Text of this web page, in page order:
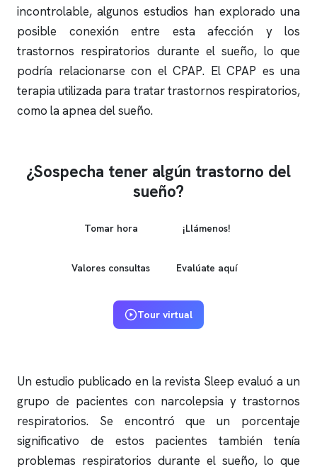
incontrolable, algunos estudios han explorado una
posible conexión entre esta afección y los
trastornos respiratorios durante el sueño, lo que
podría relacionarse con el CPAP. El CPAP es una
terapia utilizada para tratar trastornos respiratorios,
como laapnea del sueño.
¿Sospecha tener algún trastorno del
sueño?
Tomar hora ¡Llámenos!
Valores consultas Evalúate aquí
Tour virtual
Un estudio publicado en la revista Sleep evaluó a un
grupo de pacientes con narcolepsia y trastornos
respiratorios. Se encontró que un porcentaje
significativo de estos pacientes también tenía
problemas respiratorios durante el sueño, lo que